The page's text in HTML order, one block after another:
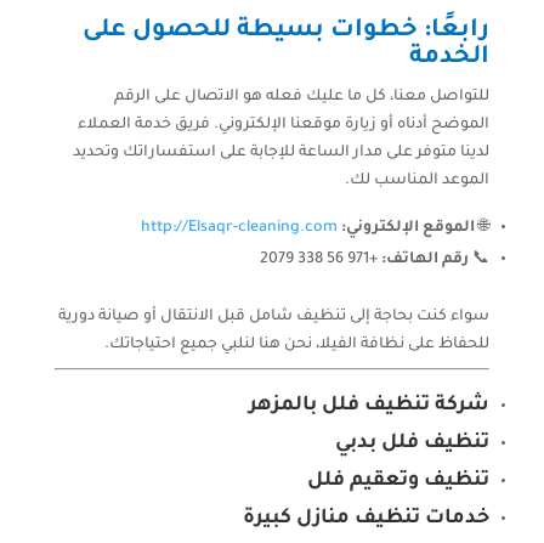
رابعًا: خطوات بسيطة للحصول على
الخدمة
للتواصل معنا، كل ما عليك فعله هو الاتصال على الرقم
الموضح أدناه أو زيارة موقعنا الإلكتروني. فريق خدمة العملاء
لدينا متوفر على مدار الساعة للإجابة على استفساراتك وتحديد
الموعد المناسب لك.
🌐 الموقع الإلكتروني: http://Elsaqr-cleaning.com
📞 رقم الهاتف: +971 56 338 2079
سواء كنت بحاجة إلى تنظيف شامل قبل الانتقال أو صيانة دورية
للحفاظ على نظافة الفيلا، نحن هنا لنلبي جميع احتياجاتك.
شركة تنظيف فلل بالمزهر
تنظيف فلل بدبي
تنظيف وتعقيم فلل
خدمات تنظيف منازل كبيرة